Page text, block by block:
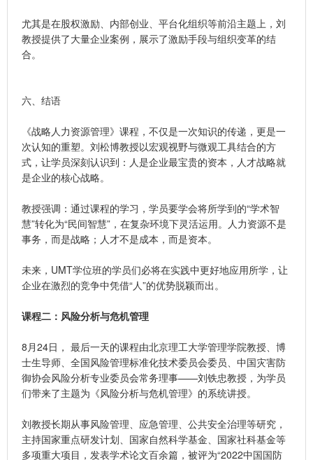
尤其是在股权激励、内部创业、平台化组织等前沿主题上，刘
教授提供了大量企业案例，展示了激励手段与组织变革的结
合。
六、结语
《战略人力资源管理》课程，不仅是一次知识的传递，更是一
次认知的重塑。刘松博教授以宏观视野与微观工具结合的方
式，让学员深刻认识到：人是企业最宝贵的资本，人才战略就
是企业的核心战略。
教授强调：通过课程的学习，学员要学会将所学到的“学术智
慧”转化为“民间智慧”，在复杂环境下灵活运用。人力资源不是
事务，而是战略；人才不是成本，而是资本。
未来，UMT学位班的学员们必将在实践中更好地应用所学，让
企业在激烈的竞争中凭借“人”的优势脱颖而出。
课程二：风险分析与危机管理
8月24日， 最后一天的课程由北京理工大学管理学院教授、博
士生导师、全国风险管理标准化技术委员会委员、中国灾害防
御协会风险分析专业委员会常务理事——刘铁忠教授，为学员
们带来了主题为《风险分析与危机管理》的系统讲授。
刘教授长期从事风险管理、应急管理、公共安全治理等研究，
主持国家重点研发计划、国家自然科学基金、国家社科基金等
多项重大项目，发表学术论文百余篇，被评为“2022中国国防